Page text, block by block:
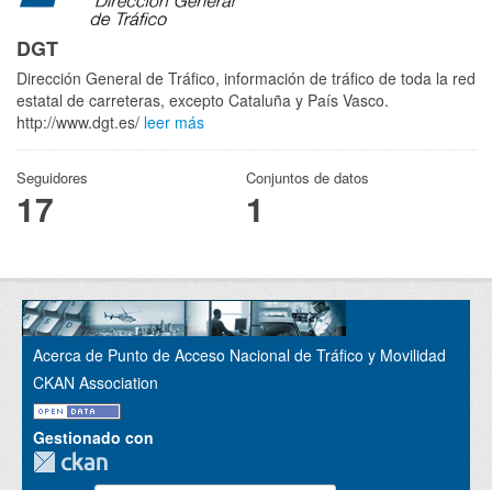
DGT
Dirección General de Tráfico, información de tráfico de toda la red
estatal de carreteras, excepto Cataluña y País Vasco.
http://www.dgt.es/ leer más
Seguidores
17
Conjuntos de datos
1
Acerca de Punto de Acceso Nacional de Tráfico y Movilidad
CKAN Association
Gestionado con